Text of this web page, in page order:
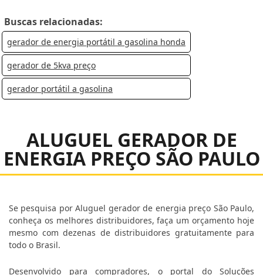
Buscas relacionadas:
gerador de energia portátil a gasolina honda
gerador de 5kva preço
gerador portátil a gasolina
ALUGUEL GERADOR DE
ENERGIA PREÇO SÃO PAULO
Se pesquisa por Aluguel gerador de energia preço São Paulo,
conheça os melhores distribuidores, faça um orçamento hoje
mesmo com dezenas de distribuidores gratuitamente para
todo o Brasil.
Desenvolvido para compradores, o portal do Soluções